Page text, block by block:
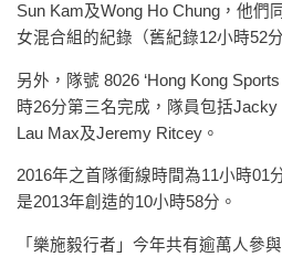
Sun Kam及Wong Ho Chung，他們
女混合組的紀錄（舊紀錄12小時52
另外，隊號 8026 ‘Hong Kong
時26分第三名完成，隊員包括Jacky
Lau Max及Jeremy Ritcey。
2016年之首隊衝線時間為11小時01
是2013年創造的10小時58分。
「樂施毅行者」今年共有逾萬人參